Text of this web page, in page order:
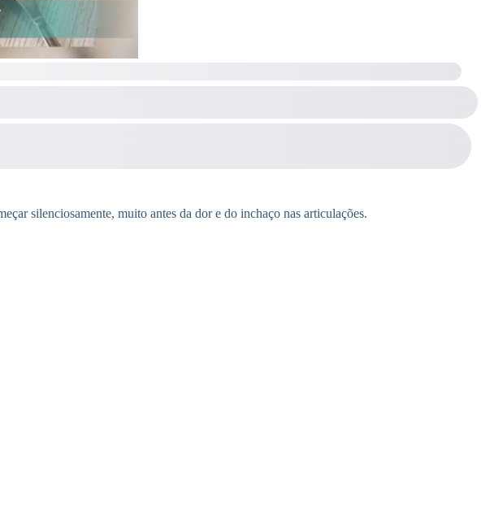
silenciosamente, muito antes da dor e do inchaço nas articulações.